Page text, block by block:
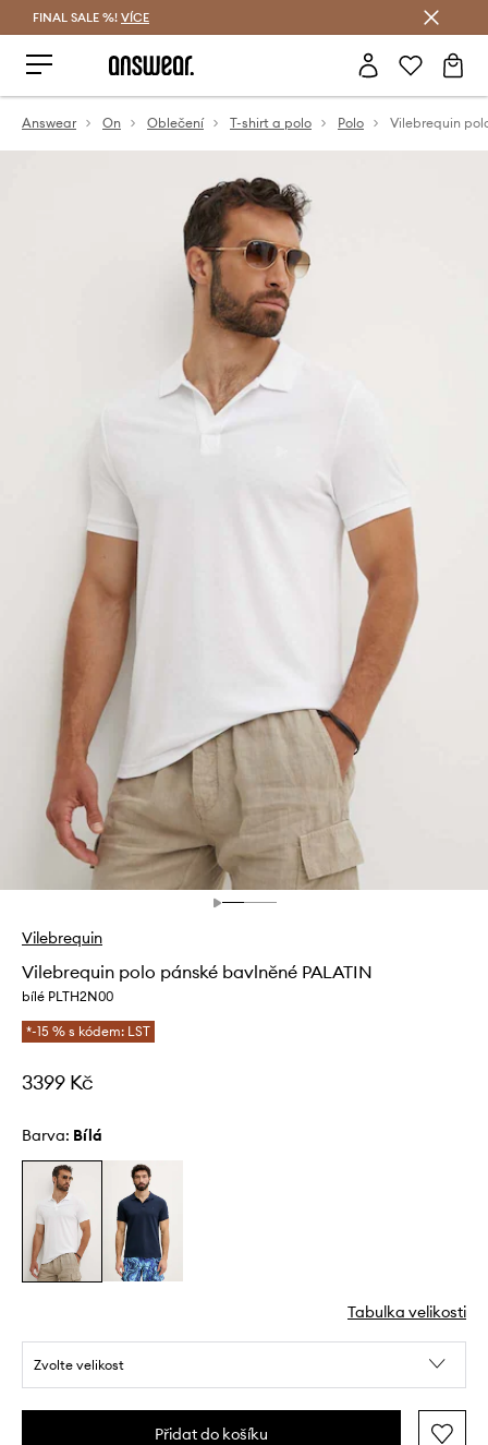
FINAL SALE %! VÍCE
Answear On Oblečení T-shirt a polo Polo
Vilebrequin
Vilebrequin polo pánské bavlněné PALATIN
bílé PLTH2N00
*-15 % s kódem: LST
3399 Kč
Barva: bílá
Tabulka velikosti
Zvolte velikost
Přidat do košíku